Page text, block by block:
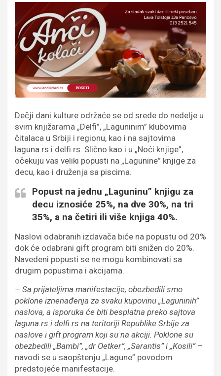
Dečji dani kulture održaće se od srede do nedelje u
svim knjižarama „Delfi”, „Laguninim” klubovima
čitalaca u Srbiji i regionu, kao i na sajtovima
laguna.rs i delfi.rs. Slično kao i u „Noći knjige”,
očekuju vas veliki popusti na „Lagunine” knjige za
decu, kao i druženja sa piscima.
Popust na jednu „Laguninu” knjigu za
decu iznosiće 25%, na dve 30%, na tri
35%, a na četiri ili više knjiga 40%.
Naslovi odabranih izdavača biće na popustu od 20%
dok će odabrani gift program biti snižen do 20%.
Navedeni popusti se ne mogu kombinovati sa
drugim popustima i akcijama.
– Sa prijateljima manifestacije, obezbedili smo
poklone iznenađenja za svaku kupovinu „Laguninih”
naslova, a isporuka će biti besplatna preko sajtova
laguna.rs i delfi.rs na teritoriji Republike Srbije za
naslove i gift program koji su na akciji. Poklone su
obezbedili „Bambi”, „dr Oetker”, „Sarantis” i „Kosili”–
navodi se u saopštenju „Lagune” povodom
predstojeće manifestacije.